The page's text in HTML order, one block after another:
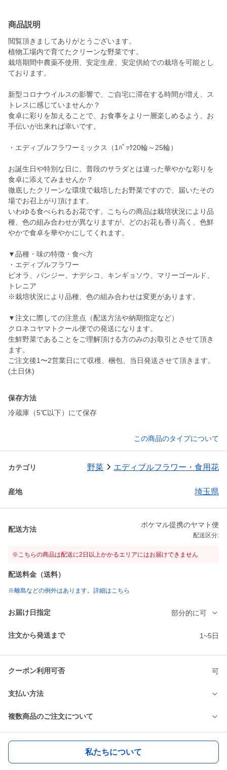
商品説明
閲覧頂きましてありがとうございます。
植物工場内で育てたクリーンな野菜です。
栽培期間中農薬不使用、安定生産、安定供給での栽培を可能とし
ております。
新型コロナウイルスの影響で、ご自宅に滞在する時間が増え、ス
トレスに感じていませんか？
食卓に彩りを加えることで、お食事をより一層楽しめるよう、お
手伝いが出来れば幸いです。
・エディブルフラワーミックス（1ﾊﾟｯｸ20輪～25輪）
お誕生日や特別な日に、普段のサラダとは違った華やかな彩りを
食卓に添えてみませんか？
徹底したクリーンな環境で栽培したお野菜ですので、届いたその
場でお召上がり頂けます。
いわゆる食べられるお花です。こちらの商品は栽培状況により品
種、色の組み合わせが異なりますが、どのお花も香り高く、色鮮
やかで食卓を華やかにしてくれます。
▼品種・味の特徴・食べ方
・エディブルフラワー
ビオラ、パンジー、ナデシコ、キンギョソウ、マリーゴールド、
トレニア
※栽培状況により品種、色の組み合わせは変更があります。
▼注文に際しての注意点（配送方法や納期指定など）
クロネコヤマトクール便での発送になります。
生鮮野菜であることをご理解頂ける方のみのお取引とさせて頂き
ます。
ご注文後1〜2営業日にて収穫、梱包、当日発送させて頂きます。
保存方法
この商品のタイプについて
カテゴリ 野菜 エディブルフラワー・食用花
産地 埼玉県
配送方法
ポケマル提携のヤマト便
配送区分:
※こちらの商品は配送に2日以上かかるエリアにはお届けできません
配送料金（送料）
※離島などの例外はあります。詳細はこちら
お届け日指定 部分的に可
注文から発送まで 1~5日
クーポン利用可否 可
支払い方法
複数商品のご注文について
私たちについて